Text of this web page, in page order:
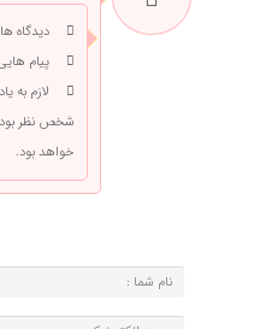
دیدگاه
پیام
لازم به
شخص نظر
خواهد بود.